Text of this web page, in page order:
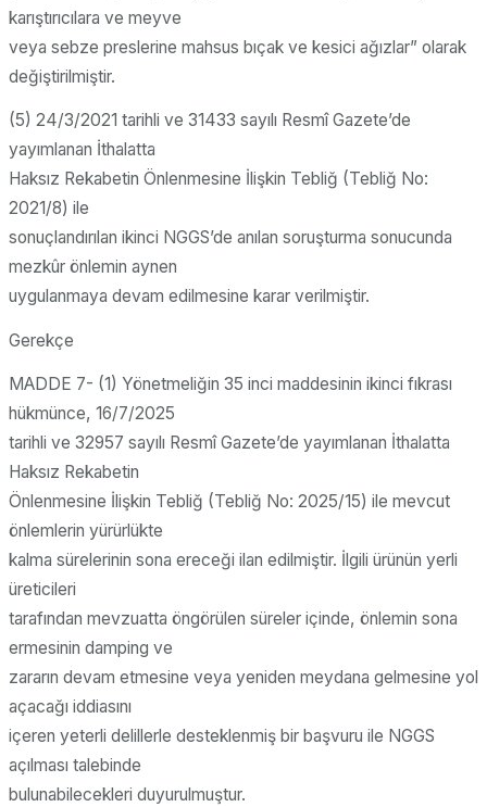
karıştırıcılara ve meyve
veya sebze preslerine mahsus bıçak ve kesici ağızlar” olarak
değiştirilmiştir.
(5) 24/3/2021 tarihli ve 31433 sayılı Resmî Gazete’de
yayımlanan İthalatta
Haksız Rekabetin Önlenmesine İlişkin Tebliğ (Tebliğ No:
2021/8) ile
sonuçlandırılan ikinci NGGS’de anılan soruşturma sonucunda
mezkûr önlemin aynen
uygulanmaya devam edilmesine karar verilmiştir.
Gerekçe
MADDE 7- (1) Yönetmeliğin 35 inci maddesinin ikinci fıkrası
hükmünce, 16/7/2025
tarihli ve 32957 sayılı Resmî Gazete’de yayımlanan İthalatta
Haksız Rekabetin
Önlenmesine İlişkin Tebliğ (Tebliğ No: 2025/15) ile mevcut
önlemlerin yürürlükte
kalma sürelerinin sona ereceği ilan edilmiştir. İlgili ürünün yerli
üreticileri
tarafından mevzuatta öngörülen süreler içinde, önlemin sona
ermesinin damping ve
zararın devam etmesine veya yeniden meydana gelmesine yol
açacağı iddiasını
içeren yeterli delillerle desteklenmiş bir başvuru ile NGGS
açılması talebinde
bulunabilecekleri duyurulmuştur.